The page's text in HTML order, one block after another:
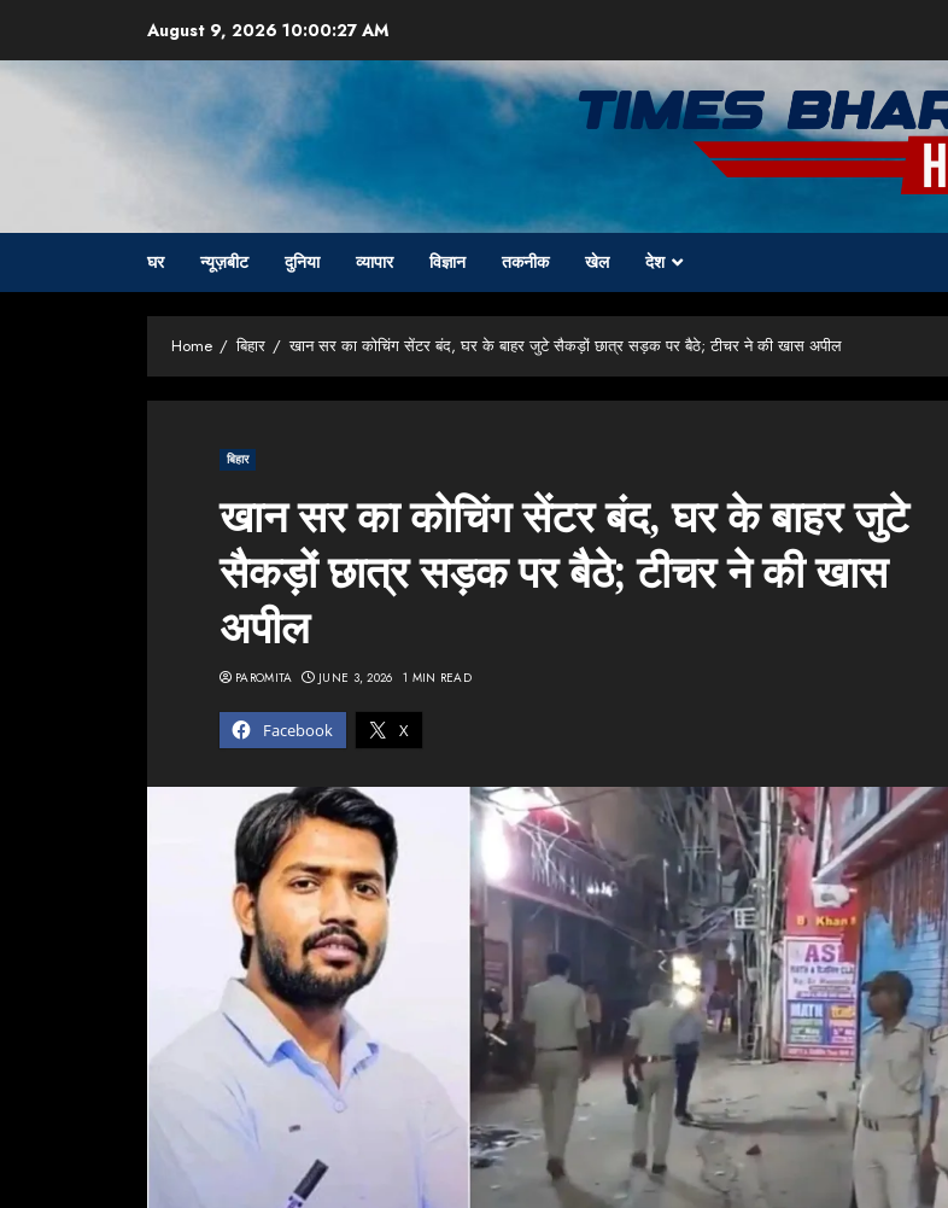
content
August 9, 2026 10:00:28 AM
घर न्यूज़बीट दुनिया व्यापार विज्ञान तकनीक खेल देश
Home बिहार खान सर का कोचिंग सेंटर बंद, घर के बाहर जुटे सैकड़ों छात्र सड़क पर बैठे; टीचर ने की खास अपील
बिहार
खान सर का कोचिंग सेंटर बंद, घर के बाहर जुटे
सैकड़ों छात्र सड़क पर बैठे; टीचर ने की खास
अपील
Facebook X
PAROMITA JUNE 3, 2026 1 MIN READ